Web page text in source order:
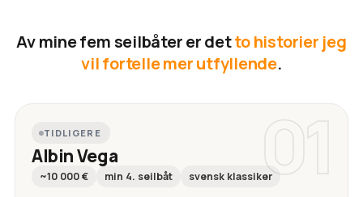
Av mine fem seilbåter er detto historier jeg
vil fortelle mer utfyllende.
01
TIDLIGERE
Albin Vega
~10 000 € min 4. seilbåt svensk klassiker